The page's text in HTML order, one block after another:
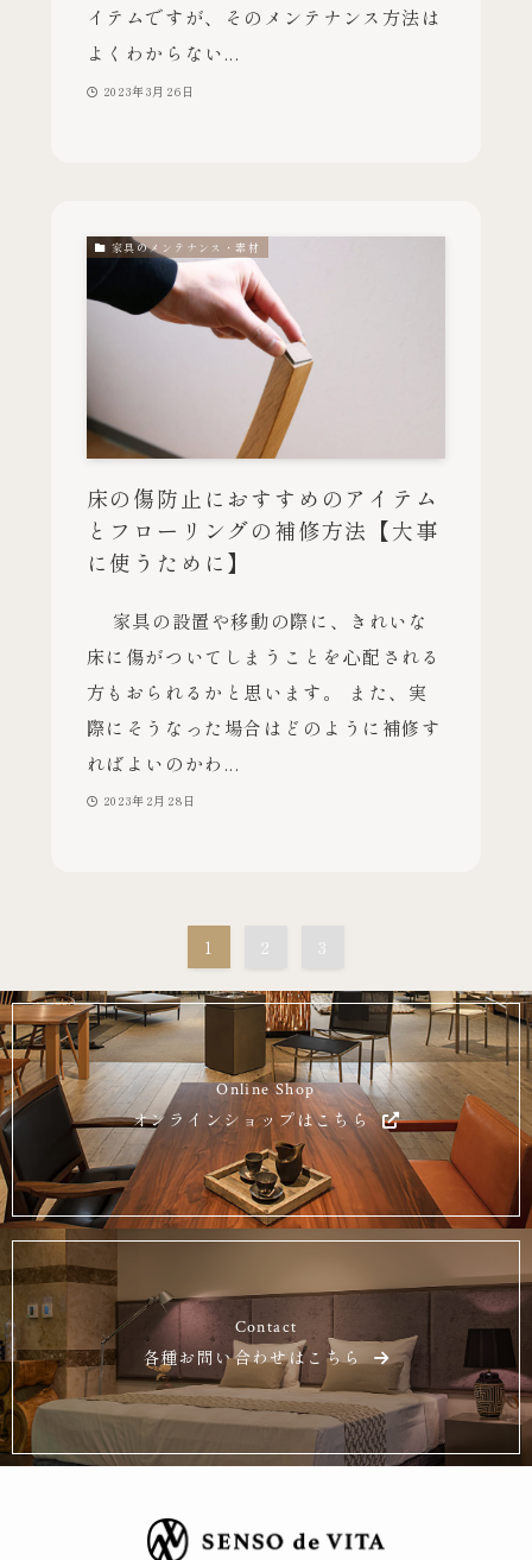
イテムですが、そのメンテナンス方法は
よくわからない...
2023年3月26日
家具のメンテナンス・素材
床の傷防止におすすめのアイテム
とフローリングの補修方法【大事
に使うために】
家具の設置や移動の際に、きれいな
床に傷がついてしまうことを心配される
方もおられるかと思います。 また、実
際にそうなった場合はどのように補修す
ればよいのかわ...
2023年2月28日
1 2 3
Online Shop
オンラインショップはこちら
Contact
各種お問い合わせはこちら